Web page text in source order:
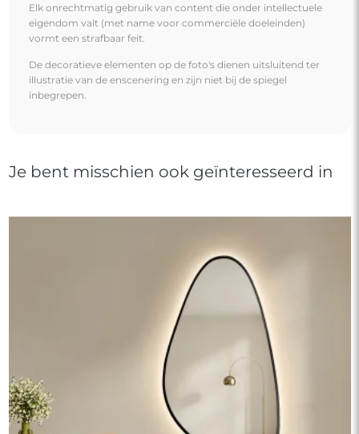
Elk onrechtmatig gebruik van content die onder intellectuele
eigendom valt (met name voor commerciële doeleinden)
vormt een strafbaar feit.
De decoratieve elementen op de foto's dienen uitsluitend ter
illustratie van de enscenering en zijn niet bij de spiegel
inbegrepen.
Je bent misschien ook geïnteresseerd in